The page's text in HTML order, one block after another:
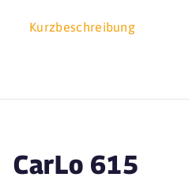
Kurzbeschreibung
CarLo 615